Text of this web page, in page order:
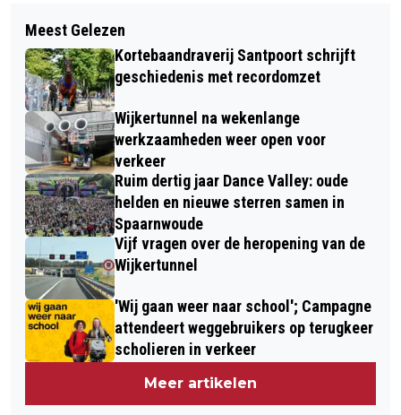
KONINKLIJKE ONDERSCHEIDING VOOR
JOHN VAN OPIJNEN
READSHOPKLANTEN DONEREN 112
PRENTENBOEKEN AAN
VOORLEESEXPRESS VELSEN
Meest Gelezen
Kortebaandraverij Santpoort schrijft
geschiedenis met recordomzet
Wijkertunnel na wekenlange
werkzaamheden weer open voor
verkeer
Ruim dertig jaar Dance Valley: oude
helden en nieuwe sterren samen in
Spaarnwoude
Vijf vragen over de heropening van de
Wijkertunnel
'Wij gaan weer naar school'; Campagne
attendeert weggebruikers op terugkeer
scholieren in verkeer
Meer artikelen